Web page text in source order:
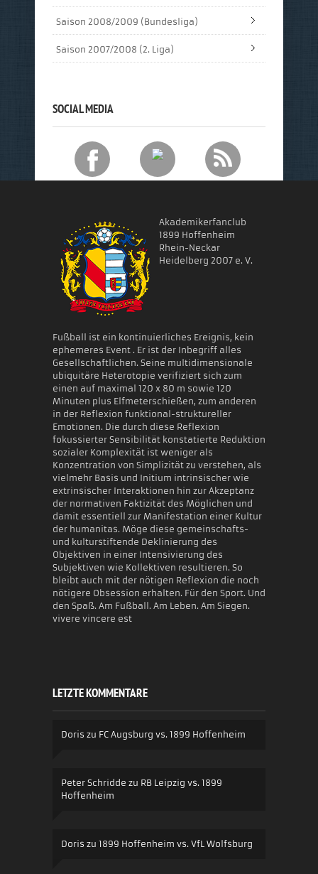
Saison 2008/2009 (Bundesliga)
Saison 2007/2008 (2. Liga)
SOCIAL MEDIA
Akademikerfanclub
1899 Hoffenheim
Rhein-Neckar
Heidelberg 2007 e. V.
Fußball ist ein kontinuierliches Ereignis, kein
ephemeres Event . Er ist der Inbegriff alles
Gesellschaftlichen. Seine multidimensionale
ubiquitäre Heterotopie verifiziert sich zum
einen auf maximal 120 x 80 m sowie 120
Minuten plus Elfmeterschießen, zum anderen
in der Reflexion funktional-struktureller
Emotionen. Die durch diese Reflexion
fokussierter Sensibilität konstatierte Reduktion
sozialer Komplexität ist weniger als
Konzentration von Simplizität zu verstehen, als
vielmehr Basis und Initium intrinsischer wie
extrinsischer Interaktionen hin zur Akzeptanz
der normativen Faktizität des Möglichen und
damit essentiell zur Manifestation einer Kultur
der humanitas. Möge diese gemeinschafts-
und kulturstiftende Deklinierung des
Objektiven in einer Intensivierung des
Subjektiven wie Kollektiven resultieren. So
bleibt auch mit der nötigen Reflexion die noch
nötigere Obsession erhalten. Für den Sport. Und
den Spaß. Am Fußball. Am Leben. Am Siegen.
vivere vincere est
LETZTE KOMMENTARE
Doris zu FC Augsburg vs. 1899 Hoffenheim
Peter Schridde zu RB Leipzig vs. 1899
Hoffenheim
Doris zu 1899 Hoffenheim vs. VfL Wolfsburg